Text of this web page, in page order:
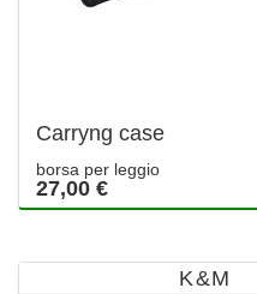
Carryng case
borsa per leggio
27,00 €
K&M